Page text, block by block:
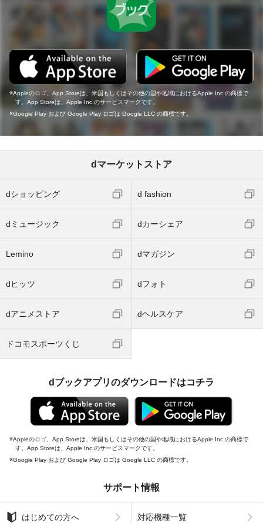
Appleのロゴ、App Storeは、米国もしくはその他の国や地域におけるApple Inc.の商標で
す。App Storeは、Apple Inc.のサービスマークです。
Google Play および Google Play ロゴは Google LLC の商標です。
dマーケットストア
dショッピング d fashion
dミュージック dカーシェア
Lemino dマガジン
dヒッツ dフォト
dアニメストア dヘルスケア
ドコモスポーツくじ
dブックアプリのダウンロードはコチラ
Appleのロゴ、App Storeは、米国もしくはその他の国や地域におけるApple Inc.の商標で
す。App Storeは、Apple Inc.のサービスマークです。
Google Play および Google Play ロゴは Google LLC の商標です。
サポート情報
はじめての方へ 対応機種一覧